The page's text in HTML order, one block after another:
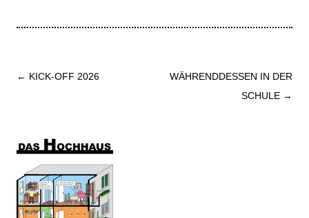
Beitrags-
← KICK-OFF 2026
WÄHRENDDESSEN IN DER
SCHULE →